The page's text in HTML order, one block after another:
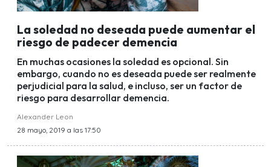
La soledad no deseada puede aumentar el
riesgo de padecer demencia
En muchas ocasiones la soledad es opcional. Sin
embargo, cuando no es deseada puede ser realmente
perjudicial para la salud, e incluso, ser un factor de
riesgo para desarrollar demencia.
Alexander Leon
28 mayo, 2019 a las 17:50